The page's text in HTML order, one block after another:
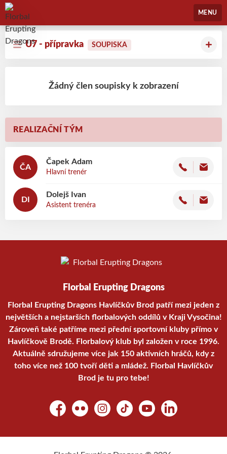
Florbal Erupting Dragons
MENU
U7 - přípravka SOUPISKA
REALIZAČNÍ TÝM
ČA
Adam
Čapek
Hlavní trenér
DI
Ivan
Dolejš
Asistent trenéra
Žádný člen soupisky k zobrazení
Florbal Erupting Dragons
Florbal Erupting Dragons Havlíčkův Brod patří mezi jeden z
největších a nejstarších florbalových oddílů v Kraji Vysočina!
Zároveň také patříme mezi přední sportovní kluby přímo v
Havlíčkově Brodě. Florbalový klub byl založen v roce 1996.
Aktuálně sdružujeme více jak 150 aktivních hráčů, kdy z
toho více než 100 tvoří děti a mládež. Florbal Havlíčkův
Brod je tu pro tebe!
FacebookFlickr Instagram
TikTok YouTubeLinkedIn